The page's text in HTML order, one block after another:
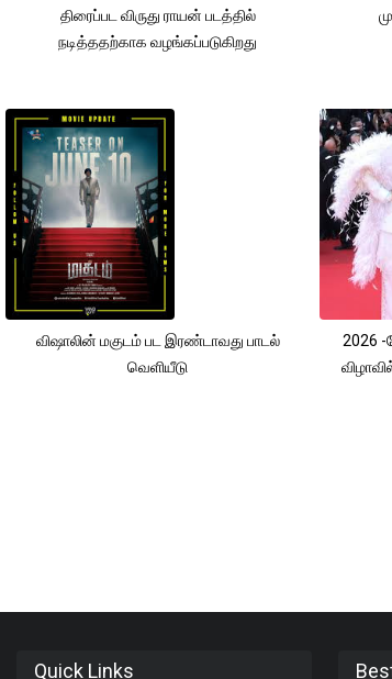
திரைப்பட விருது ராயன் படத்தில்
நடித்ததற்காக வழங்கப்படுகிறது
விஷாலின் மகுடம் பட இரண்டாவது பாடல்
வெளியீடு
2026 -
Quick Links